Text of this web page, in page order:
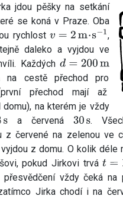
jdou pěšky na setkání
se koná v Praze. Oba
rychlostv=2m⋅ s−1
,
daleko a vyjdou ve
Každýchd=200m
na cestě přechod pro
přechod mají až
na kterém je vždy
s a červená 30s.
z červené na zelenou ve
z domu. O kolik déle
pokud Jirkovi trvát=18
vždy čeká na
Jirka chodí i na